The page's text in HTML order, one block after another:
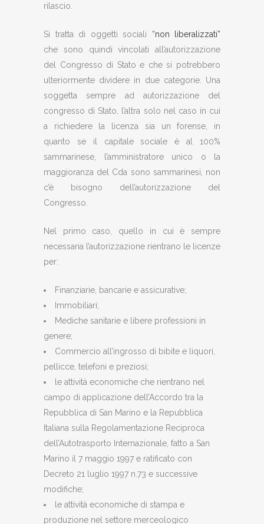
rilascio.
Si tratta di oggetti sociali “non liberalizzati”
che sono quindi vincolati all’autorizzazione
del Congresso di Stato e che si potrebbero
ulteriormente dividere in due categorie. Una
soggetta sempre ad autorizzazione del
congresso di Stato, l’altra solo nel caso in cui
a richiedere la licenza sia un forense, in
quanto se il capitale sociale è al 100%
sammarinese, l’amministratore unico o la
maggioranza del Cda sono sammarinesi, non
c’è bisogno dell’autorizzazione del
Congresso.
Nel primo caso, quello in cui è sempre
necessaria l’autorizzazione rientrano le licenze
per:
Finanziarie, bancarie e assicurative;
Immobiliari;
Mediche sanitarie e libere professioni in
genere;
Commercio all’ingrosso di bibite e liquori,
pellicce, telefoni e preziosi;
le attività economiche che rientrano nel
campo di applicazione dell’Accordo tra la
Repubblica di San Marino e la Repubblica
Italiana sulla Regolamentazione Reciproca
dell’Autotrasporto Internazionale, fatto a San
Marino il 7 maggio 1997 e ratificato con
Decreto 21 luglio 1997 n.73 e successive
modifiche;
le attività economiche di stampa e
produzione nel settore merceologico